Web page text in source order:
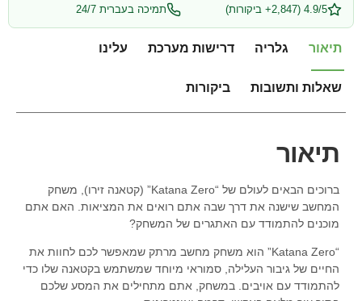
4.9/5 (2,847+ ביקורות)
תמיכה בעברית 24/7
תיאור גלריה דרישות מערכת עלינו
שאלות ותשובות ביקורות
תיאור
ברוכים הבאים לעולם של “Katana Zero” (קטאנה זירו), משחק
המחשב שישנה את דרך שבה אתם רואים את המציאות. האם אתם
מוכנים להתמודד עם האתגרים של המשחק?
“Katana Zero” הוא משחק מחשב מרתק שמאפשר לכם לחוות את
החיים של גיבור העלילה, סמוראי מיוחד שמשתמש בקטאנה שלו כדי
להתמודד עם אויבים. במשחק, אתם מתחילים את המסע שלכם